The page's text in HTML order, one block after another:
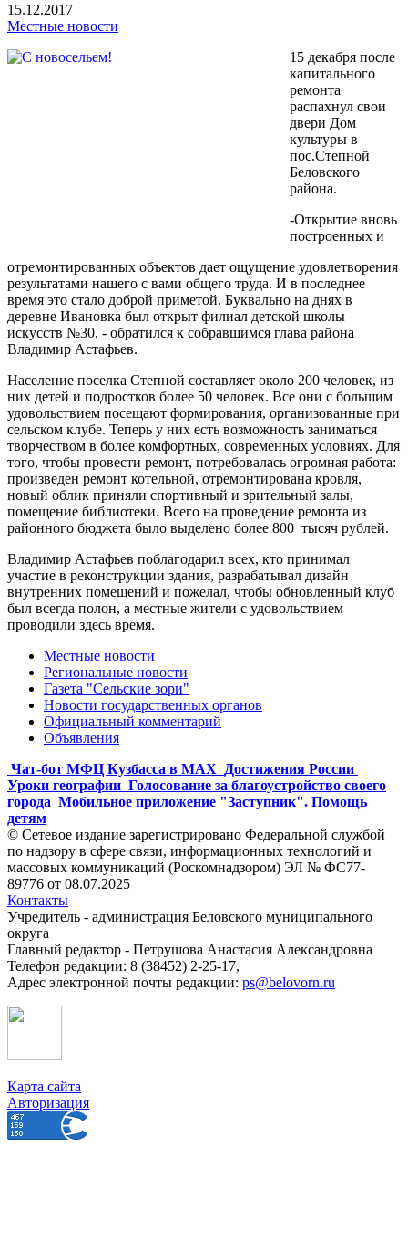
15.12.2017
Местные новости
15 декабря после
капитального
ремонта
распахнул свои
двери Дом
культуры в
пос.Степной
Беловского
района.
-Открытие вновь
построенных и
отремонтированных объектов дает ощущение удовлетворения
результатами нашего с вами общего труда. И в последнее
время это стало доброй приметой. Буквально на днях в
деревне Ивановка был открыт филиал детской школы
искусств №30, - обратился к собравшимся глава района
Владимир Астафьев.
Население поселка Степной составляет около 200 человек, из
них детей и подростков более 50 человек. Все они с большим
удовольствием посещают формирования, организованные при
сельском клубе. Теперь у них есть возможность заниматься
творчеством в более комфортных, современных условиях. Для
того, чтобы провести ремонт, потребовалась огромная работа:
произведен ремонт котельной, отремонтирована кровля,
новый облик приняли спортивный и зрительный залы,
помещение библиотеки. Всего на проведение ремонта из
районного бюджета было выделено более 800 тысяч рублей.
Владимир Астафьев поблагодарил всех, кто принимал
участие в реконструкции здания, разрабатывал дизайн
внутренних помещений и пожелал, чтобы обновленный клуб
был всегда полон, а местные жители с удовольствием
проводили здесь время.
Местные новости
Региональные новости
Газета "Сельские зори"
Новости государственных органов
Официальный комментарий
Объявления
Чат-бот МФЦ Кузбасса в MAX
Достижения России
Уроки географии Голосование за благоустройство своего
города Мобильное приложение "Заступник". Помощь
детям
© Сетевое издание зарегистрировано Федеральной службой
по надзору в сфере связи, информационных технологий и
массовых коммуникаций (Роскомнадзором) ЭЛ № ФС77-
89776 от 08.07.2025
Контакты
Учредитель - администрация Беловского муниципального
округа
Главный редактор - Петрушова Анастасия Александровна
Телефон редакции: 8 (38452) 2-25-17,
Адрес электронной почты редакции: ps@belovorn.ru
Карта сайта
Авторизация